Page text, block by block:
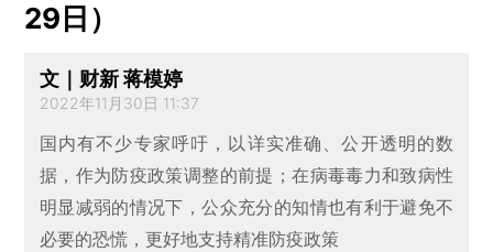
29日）
文｜财新 蒋模婷
2022年11月30日 11:37
国内有不少专家呼吁，以详实准确、公开透明的数
据，作为防疫政策调整的前提；在病毒毒力和致病性
明显减弱的情况下，公众充分的知情也有利于避免不
必要的恐慌，更好地支持精准防疫政策